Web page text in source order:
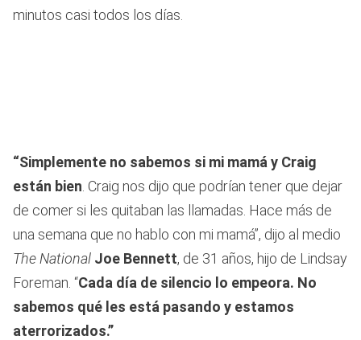
minutos casi todos los días.
“Simplemente no sabemos si mi mamá y Craig
están bien . Craig nos dijo que podrían tener que dejar
de comer si les quitaban las llamadas. Hace más de
una semana que no hablo con mi mamá”, dijo al medio
The National Joe Bennett, de 31 años, hijo de Lindsay
Foreman. “Cada día de silencio lo empeora. No
sabemos qué les está pasando y estamos
aterrorizados.”